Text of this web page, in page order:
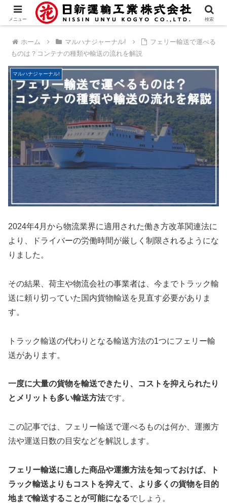
ホーム マルハナジャーナル!
フェリー輸送で運べる
ものは？コンテナの種類や輸送の流れを解説
マルハナジャーナル!
2024年4月から物流業界に適用された働き方改革関連法に
より、ドライバーの労働時間が厳しく制限されるようにな
りました。
その結果、荷主や物流会社の事業者は、今までトラック輸
送に頼り切っていた国内貨物輸送を見直す必要がありま
す。
トラック輸送の代わりとなる輸送方法の1つにフェリー輸
送があります。
一度に大量の貨物を輸送できたり、コストを抑えられたり
とメリットも多い輸送方法です。
この記事では、フェリー輸送で運べるものは何か、運搬方
法や運送日数の目安などを解説します。
フェリー輸送に適した商品や運搬方法を知っておけば、ト
ラック輸送よりもコストを抑えて、より多くの貨物を目的
地まで輸送することが可能になるでしょう。
メニュー 検索